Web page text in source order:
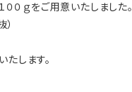
０ｇをご用意いたしました。
します。